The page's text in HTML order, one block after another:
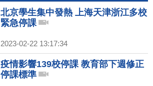
北京學生集中發熱 上海天津浙江多校
緊急停課
2023-02-22 13:17:34
疫情影響139校停課 教育部下週修正
停課標準